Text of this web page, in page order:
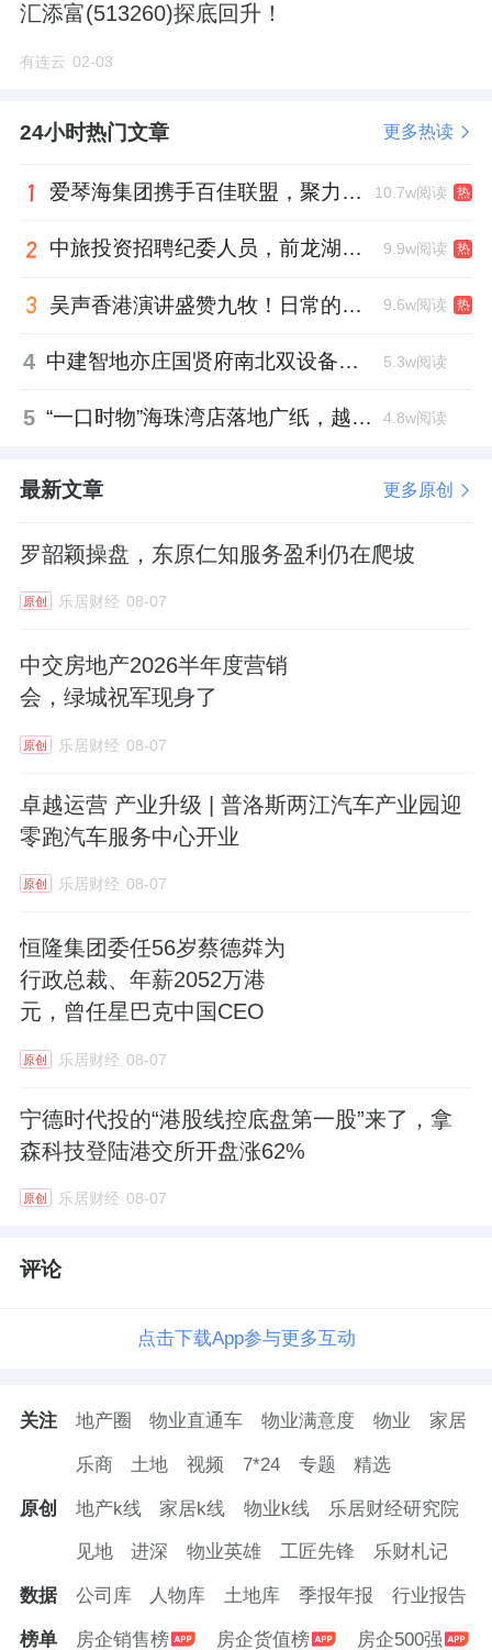
汇添富(513260)探底回升！
有连云 02-03
24小时热门文章 更多热读
爱琴海集团携手百佳联盟，聚力共拓存量商业新赛道 10.7w阅读 热
中旅投资招聘纪委人员，前龙湖副总裁胡若翔掌舵 9.9w阅读 热
吴声香港演讲盛赞九牧！日常的小锚点变成科技突破点！ 9.6w阅读 热
4 中建智地亦庄国贤府南北双设备平台，得房率创区域新高 5.3w阅读
5 “一口时物”海珠湾店落地广纸，越秀地产以“新鲜现制”商业新场景打造社区高品质生活 4.8w阅读
最新文章 更多原创
罗韶颖操盘，东原仁知服务盈利仍在爬坡
原创 乐居财经 08-07
中交房地产2026半年度营销
会，绿城祝军现身了
原创 乐居财经 08-07
卓越运营 产业升级 | 普洛斯两江汽车产业园迎
零跑汽车服务中心开业
原创 乐居财经 08-07
恒隆集团委任56岁蔡德粦为
行政总裁、年薪2052万港
元，曾任星巴克中国CEO
原创 乐居财经 08-07
宁德时代投的“港股线控底盘第一股”来了，拿
森科技登陆港交所开盘涨62%
原创 乐居财经 08-07
评论
点击下载App参与更多互动
关注 地产圈 物业直通车 物业满意度 物业 家居
乐商 土地 视频 7*24 专题 精选
原创 地产k线 家居k线 物业k线 乐居财经研究院
见地 进深 物业英雄 工匠先锋 乐财札记
数据 公司库 人物库 土地库 季报年报 行业报告
榜单 房企销售榜 房企货值榜 房企500强